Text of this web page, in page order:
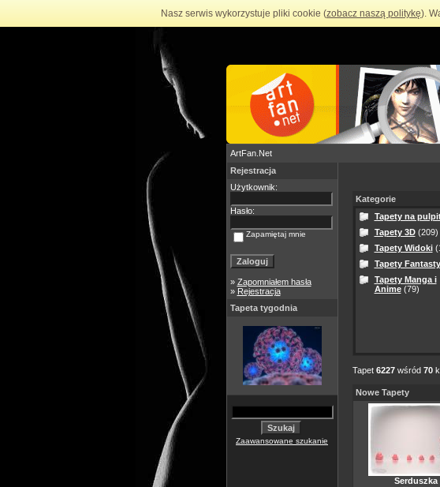
Nasz serwis wykorzystuje pliki cookie (zobacz naszą politykę).
ArtFan.Net
Rejestracja
Użytkownik:
Hasło:
Zapamiętaj mnie
» Zapomniałem hasła
» Rejestracja
Tapeta tygodnia
Zaawansowane szukanie
Kategorie
Tapety na
Tapety 3D(209)
Tapety Widoki
Tapety
Tapety Manga i
Anime(79)
Tapet 6227wśród 70
Nowe Tapety
Serduszka